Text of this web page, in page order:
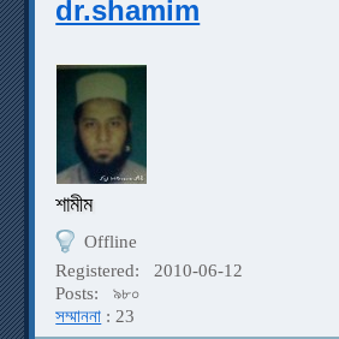
dr.shamim
শামীম
Offline
Registered:
2010-06-12
Posts:
৯৮০
সম্মাননা : 23